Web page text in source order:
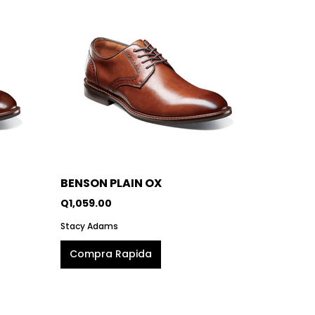
BENSON PLAIN OX
Q1,059.00
Stacy Adams
Compra Rapida